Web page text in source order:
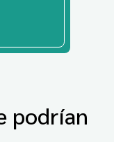
podrían